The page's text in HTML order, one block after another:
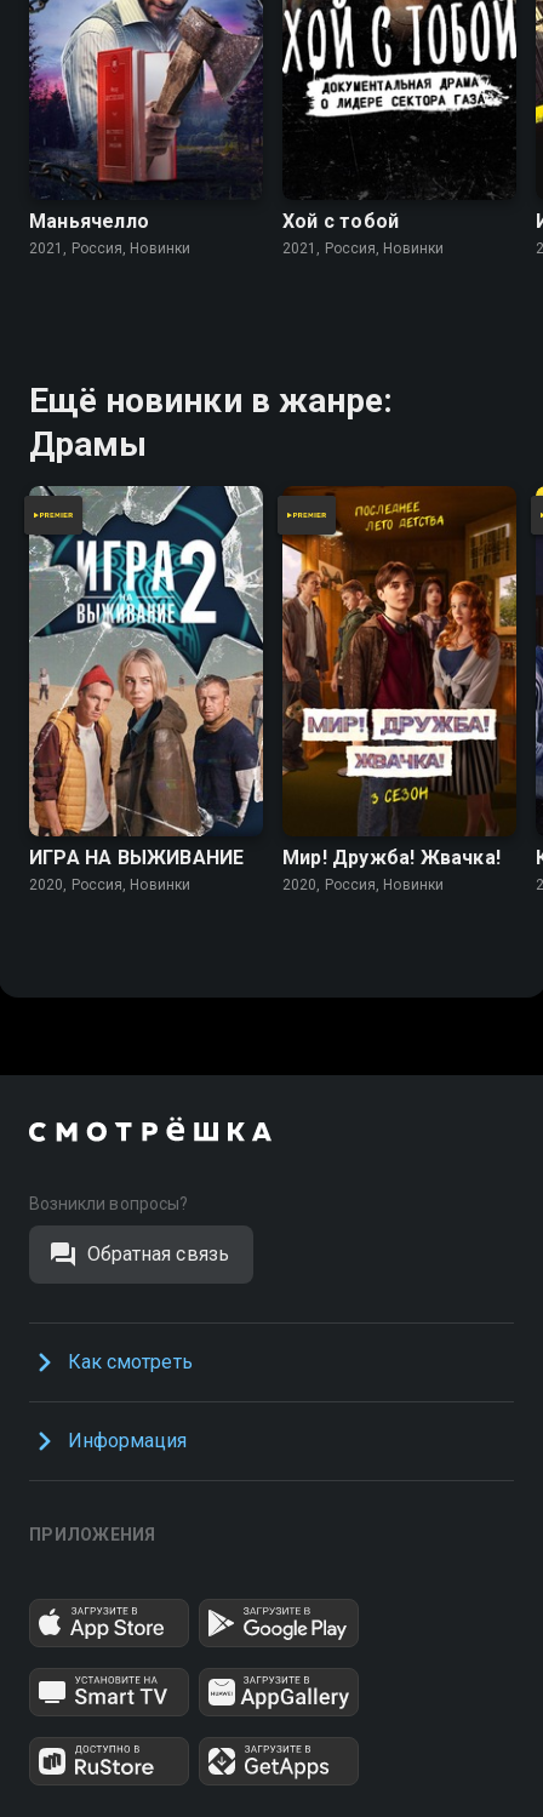
Маньячелло
2021, Россия, Новинки
Хой с тобой
2021, Россия, Новинки
Ещё новинки в жанре:
Драмы
7.5 7.0
ИГРА НА ВЫЖИВАНИЕ
2020, Россия, Новинки
Мир! Дружба! Жвачка!
2020, Россия, Новинки
Возникли вопросы?
Обратная связь
Как смотреть
Информация
ПРИЛОЖЕНИЯ